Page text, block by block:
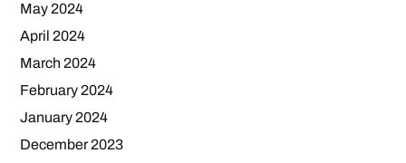
May 2024
April 2024
March 2024
February 2024
January 2024
December 2023